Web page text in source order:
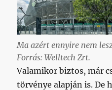
Ma azért ennyire nem
Forrás: Welltech Zrt.
Valamikor biztos, már
törvénye alapján is. De